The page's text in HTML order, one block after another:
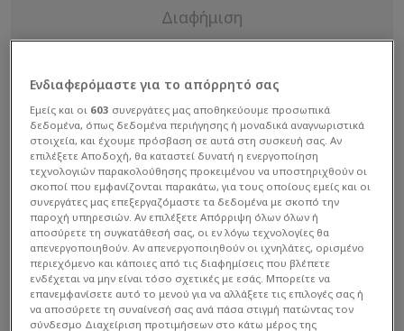
Ενδιαφερόμαστε για το απόρρητό σας
Εμείς και οι 603 συνεργάτες μας αποθηκεύουμε προσωπικά
δεδομένα, όπως δεδομένα περιήγησης ή μοναδικά αναγνωριστικά
στοιχεία, και έχουμε πρόσβαση σε αυτά στη συσκευή σας. Αν
επιλέξετε Αποδοχή, θα καταστεί δυνατή η ενεργοποίηση
τεχνολογιών παρακολούθησης προκειμένου να υποστηριχθούν οι
σκοποί που εμφανίζονται παρακάτω, για τους οποίους εμείς και οι
συνεργάτες μας επεξεργαζόμαστε τα δεδομένα με σκοπό την
παροχή υπηρεσιών. Αν επιλέξετε Απόρριψη όλων όλων ή
αποσύρετε τη συγκατάθεσή σας, οι εν λόγω τεχνολογίες θα
απενεργοποιηθούν. Αν απενεργοποιηθούν οι ιχνηλάτες, ορισμένο
περιεχόμενο και κάποιες από τις διαφημίσεις που βλέπετε
ενδέχεται να μην είναι τόσο σχετικές με εσάς. Μπορείτε να
επανεμφανίσετε αυτό το μενού για να αλλάξετε τις επιλογές σας ή
να αποσύρετε τη συναίνεσή σας ανά πάσα στιγμή πατώντας τον
σύνδεσμο Διαχείριση προτιμήσεων στο κάτω μέρος της